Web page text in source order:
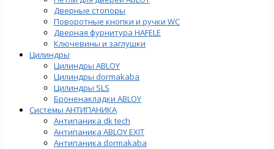
Дверные стопоры
Поворотные кнопки и ручки WC
Дверная фурнитура HAFELE
Ключевины и заглушки
Цилиндры
Цилиндры ABLOY
Цилиндры dormakaba
Цилиндры SLS
Броненакладки ABLOY
Системы АНТИПАНИКА
Антипаника dk tech
Антипаника ABLOY EXIT
Антипаника dormakaba